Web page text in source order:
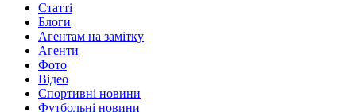
Статті
Блоги
Агентам на замітку
Агенти
Фото
Відео
Спортивні новини
Футбольні новини